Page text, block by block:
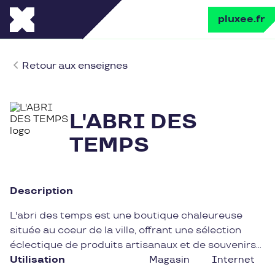
pluxee.fr
Retour aux enseignes
L'ABRI DES
TEMPS
Description
L'abri des temps est une boutique chaleureuse
située au coeur de la ville, offrant une sélection
éclectique de produits artisanaux et de souvenirs
uniques. Réputée pour son ambiance conviviale et
Utilisation Magasin Internet